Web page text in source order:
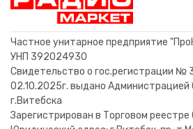
Частное унитарное предприятие
УНП 392024930
Свидетельство о гос.регистрации №
02.10.2025г. выдано Администрацией
г.Витебска
Зарегистрирован в Торговом